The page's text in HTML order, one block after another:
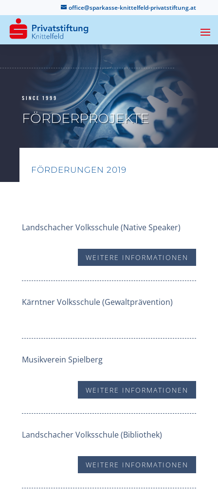
office@sparkasse-knittelfeld-privatstiftung.at
SINCE 1999
FÖRDERPROJEKTE
FÖRDERUNGEN 2019
Landschacher Volksschule (Native Speaker)
WEITERE INFORMATIONEN
Kärntner Volksschule (Gewaltprävention)
Musikverein Spielberg
WEITERE INFORMATIONEN
Landschacher Volksschule (Bibliothek)
WEITERE INFORMATIONEN